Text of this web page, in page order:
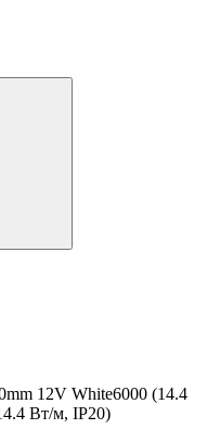
12V White6000 (14.4
Вт/м, IP20)